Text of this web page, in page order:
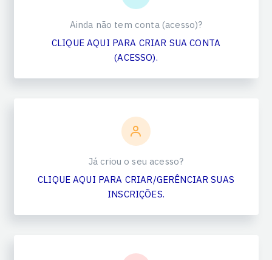
Ainda não tem conta (acesso)?
CLIQUE AQUI PARA CRIAR SUA CONTA
(ACESSO).
Já criou o seu acesso?
CLIQUE AQUI PARA CRIAR/GERÊNCIAR SUAS
INSCRIÇÕES.